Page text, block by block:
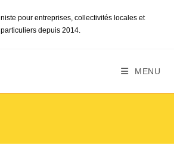
pour entreprises, collectivités locales et
particuliers depuis 2014.
MENU